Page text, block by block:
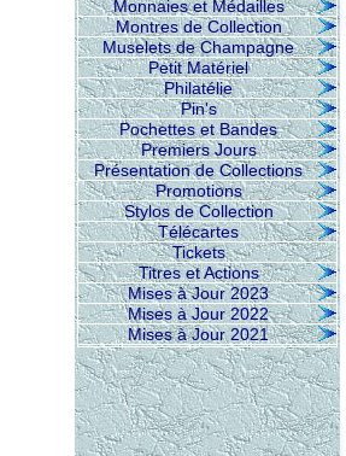
Monnaies et Médailles
Montres de Collection
Muselets de Champagne
Petit Matériel
Philatélie
Pin's
Pochettes et Bandes
Premiers Jours
Présentation de Collections
Promotions
Stylos de Collection
Télécartes
Tickets
Titres et Actions
Mises à Jour 2023
Mises à Jour 2022
Mises à Jour 2021